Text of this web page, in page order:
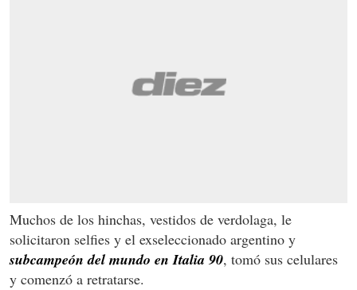
Muchos de los hinchas, vestidos de verdolaga, le
solicitaron selfies y el exseleccionado argentino y
subcampeón del mundo en Italia 90, tomó sus celulares
y comenzó a retratarse.